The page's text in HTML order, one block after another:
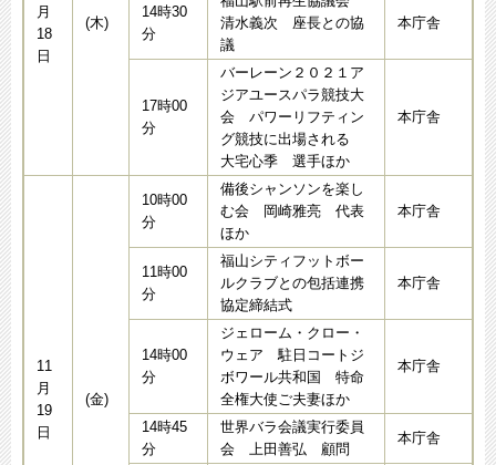
月
18
日
(木)
14時30
分
清水義次 座長との協
議
本庁舎
17時00
分
バーレーン２０２１ア
ジアユースパラ競技大
会 パワーリフティン
グ競技に出場される
大宅心季 選手ほか
本庁舎
11
月
19
日
(金)
10時00
分
備後シャンソンを楽し
む会 岡崎雅亮 代表
ほか
本庁舎
11時00
分
福山シティフットボー
ルクラブとの包括連携
協定締結式
本庁舎
14時00
分
ジェローム・クロー・
ウェア 駐日コートジ
ボワール共和国 特命
全権大使ご夫妻ほか
本庁舎
14時45
分
世界バラ会議実行委員
会 上田善弘 顧問
本庁舎